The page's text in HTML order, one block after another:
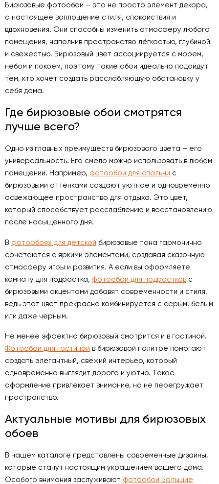
Бирюзовые фотообои – это не просто элемент декора,
а настоящее воплощение стиля, спокойствия и
вдохновения. Они способны изменить атмосферу любого
помещения, наполнив пространство лёгкостью, глубиной
и свежестью. Бирюзовый цвет ассоциируется с морем,
небом и покоем, поэтому такие обои идеально подойдут
тем, кто хочет создать расслабляющую обстановку у
себя дома.
Где бирюзовые обои смотрятся
лучше всего?
Одно из главных преимуществ бирюзового цвета – его
универсальность. Его смело можно использовать в любом
помещении. Например, фотообои для спальни с
бирюзовыми оттенками создают уютное и одновременно
освежающее пространство для отдыха. Это цвет,
который способствует расслаблению и восстановлению
после насыщенного дня.
В фотообоях для детской бирюзовые тона гармонично
сочетаются с яркими элементами, создавая сказочную
атмосферу игры и развития. А если вы оформляете
комнату для подростка, фотообои для подростков с
бирюзовыми акцентами добавят современности и стиля,
ведь этот цвет прекрасно комбинируется с серым, белым
или даже чёрным.
Не менее эффектно бирюзовый смотрится и в гостиной.
Фотообои для гостиной в бирюзовой палитре помогают
создать элегантный, свежий интерьер, который
одновременно выглядит дорого и уютно. Такое
оформление привлекает внимание, но не перегружает
пространство.
Актуальные мотивы для бирюзовых
обоев
В нашем каталоге представлены современные дизайны,
которые станут настоящим украшением вашего дома.
Особого внимания заслуживают фотообои Большие